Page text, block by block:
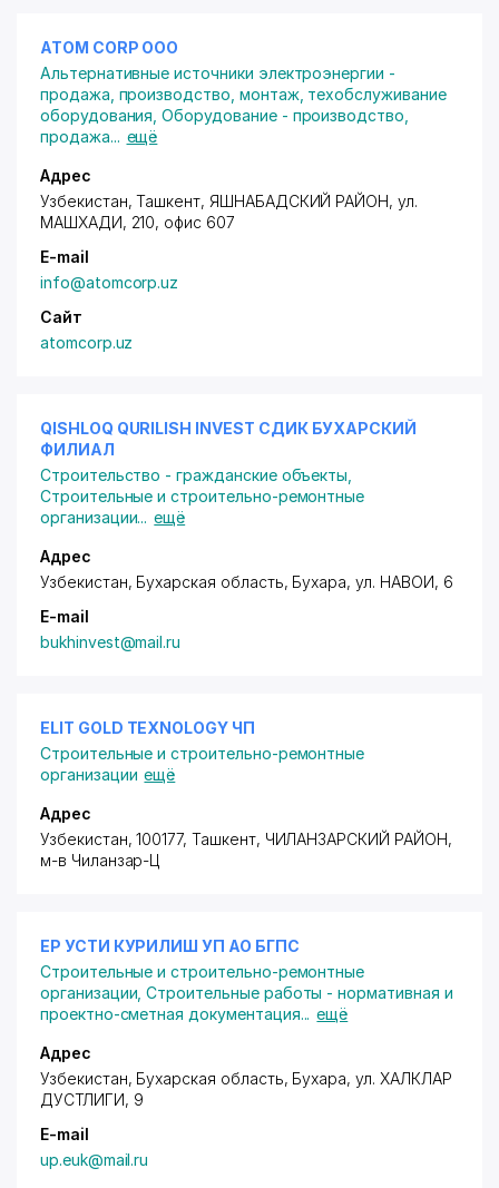
ATOM CORP ООО
Альтернативные источники электроэнергии -
продажа, производство, монтаж, техобслуживание
оборудования ,Оборудование - производство,
продажа... ещё
Адрес
Узбекистан, Ташкент, ЯШНАБАДСКИЙ РАЙОН, ул.
МАШХАДИ, 210, офис 607
E-mail
info@atomcorp.uz
Сайт
atomcorp.uz
QISHLOQ QURILISH INVEST СДИК БУХАРСКИЙ
ФИЛИАЛ
Строительство - гражданские объекты
Строительные и строительно-ремонтные
организации... ещё
Адрес
Узбекистан, Бухарская область, Бухара,ул. НАВОИ, 6
E-mail
bukhinvest@mail.ru
ELIT GOLD TEXNOLOGY ЧП
Строительные и строительно-ремонтные
организации ещё
Адрес
Узбекистан, 100177, Ташкент, ЧИЛАНЗАРСКИЙ РАЙОН,
м-в Чиланзар-Ц
ЕР УСТИ КУРИЛИШ УП АО БГПС
Строительные и строительно-ремонтные
организации ,Строительные работы - нормативная и
проектно-сметная документация... ещё
Адрес
Узбекистан, Бухарская область, Бухара,ул. ХАЛКЛАР
ДУСТЛИГИ, 9
E-mail
up.euk@mail.ru